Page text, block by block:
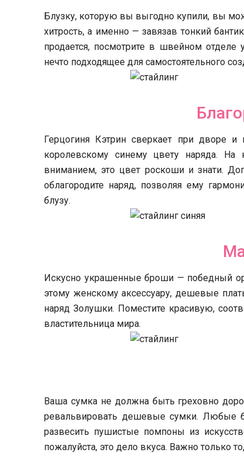
Блузку, которую вы выгодно купили, вы
хитрость, а именно — завязав тонкий
продается, посмотрите в швейном отделе
нечто подходящее для самостоятельного
Герцогиня Кэтрин сверкает при дворе
королевскому синему цвету наряда.
вниманием, это цвет роскоши и знати.
облагородите наряд, позволяя ему
блузу.
Искусно украшенные броши — победный
этому женскому аксессуару, дешевые
наряд Золушки. Поместите красивую,
властительница мира.
Ваша сумка не должна быть греховно
ревальвировать дешевые сумки. Любые
развесить пушистые помпоны из
пожалуйста, это дело вкуса. Важно только